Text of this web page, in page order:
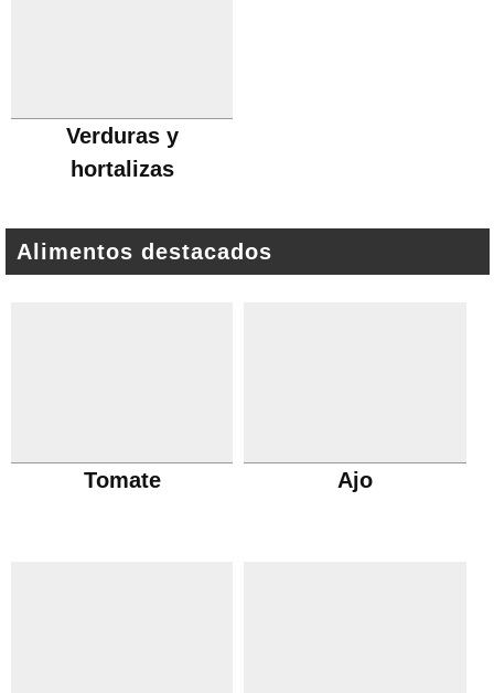
Verduras y
hortalizas
Alimentos destacados
Tomate Ajo